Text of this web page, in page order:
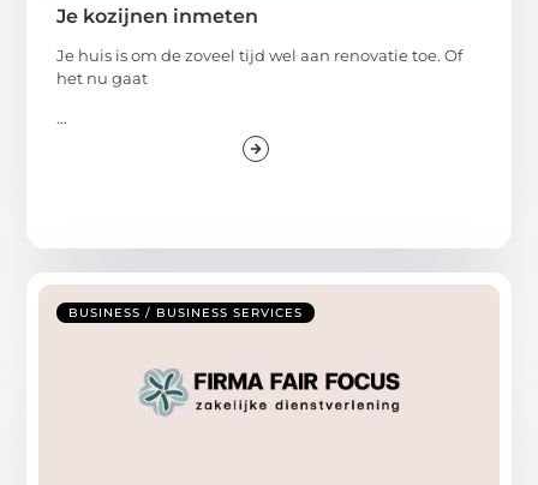
Je kozijnen inmeten
Je huis is om de zoveel tijd wel aan renovatie toe. Of
het nu gaat
...
BUSINESS / BUSINESS SERVICES